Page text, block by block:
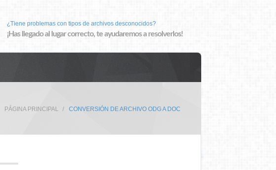
¿Tiene problemas con tipos de archivos desconocidos?
¡Has llegado al lugar correcto, te ayudaremos a resolverlos!
PÁGINA PRINCIPAL CONVERSIÓN DE ARCHIVO ODG A DOC